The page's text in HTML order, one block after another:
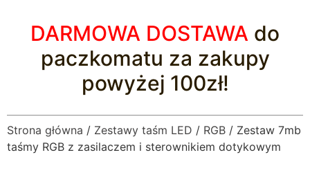
DARMOWA DOSTAWA do
paczkomatu za zakupy
powyżej 100zł!
Strona główna / Zestawy taśm LED / RGB / Zestaw 7mb
taśmy RGB z zasilaczem i sterownikiem dotykowym